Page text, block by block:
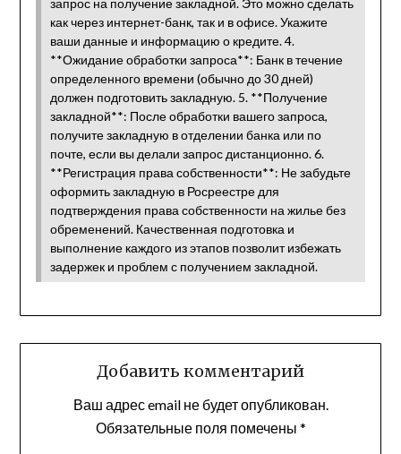
как через интернет-банк, так и в офисе. Укажите
ваши данные и информацию о кредите. 4.
**Ожидание обработки запроса**: Банк в течение
определенного времени (обычно до 30 дней)
должен подготовить закладную. 5. **Получение
закладной**: После обработки вашего запроса,
получите закладную в отделении банка или по
почте, если вы делали запрос дистанционно. 6.
**Регистрация права собственности**: Не забудьте
оформить закладную в Росреестре для
подтверждения права собственности на жилье без
обременений. Качественная подготовка и
выполнение каждого из этапов позволит избежать
задержек и проблем с получением закладной.
Добавить комментарий
Ваш адрес email не будет опубликован.
Обязательные поля помечены *